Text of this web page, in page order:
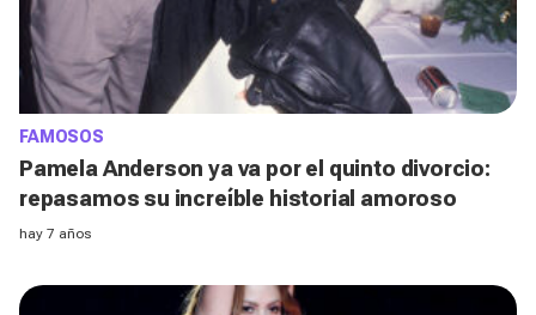
FAMOSOS
Pamela Anderson ya va por el quinto divorcio:
repasamos su increíble historial amoroso
hay 7 años